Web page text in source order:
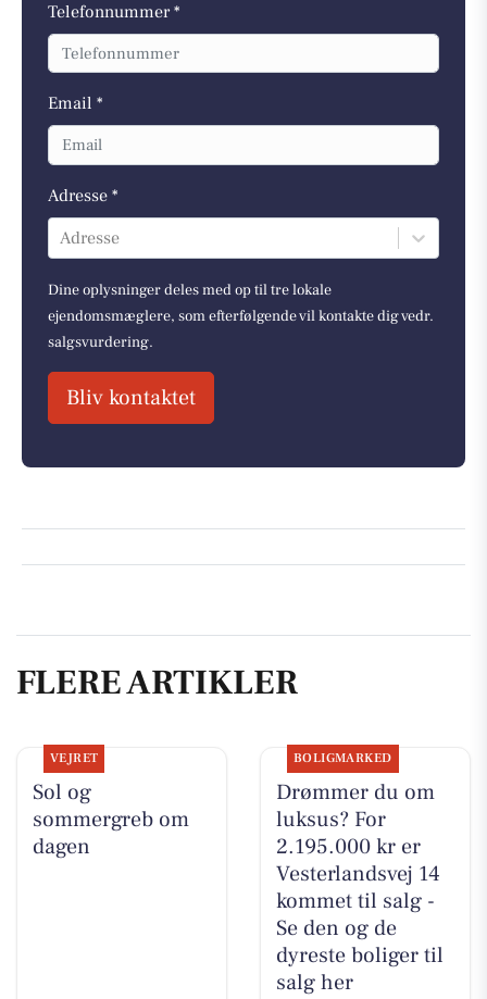
Telefonnummer *
Email *
Adresse *
Adresse
Dine oplysninger deles med op til tre lokale
ejendomsmæglere, som efterfølgende vil kontakte dig vedr.
salgsvurdering.
Bliv kontaktet
FLERE ARTIKLER
VEJRET
Sol og
sommergreb om
dagen
BOLIGMARKED
Drømmer du om
luksus? For
2.195.000 kr er
Vesterlandsvej 14
kommet til salg -
Se den og de
dyreste boliger til
salg her